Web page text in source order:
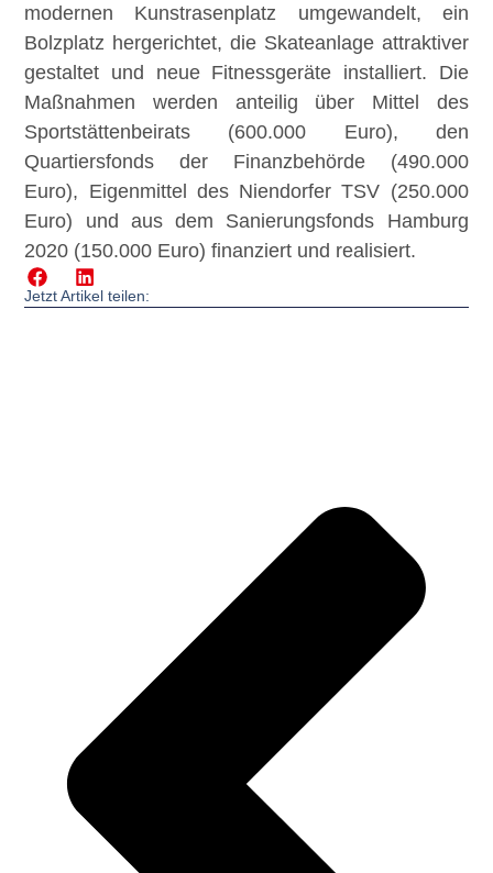
modernen Kunstrasenplatz umgewandelt, ein
Bolzplatz hergerichtet, die Skateanlage attraktiver
gestaltet und neue Fitnessgeräte installiert. Die
Maßnahmen werden anteilig über Mittel des
Sportstättenbeirats (600.000 Euro), den
Quartiersfonds der Finanzbehörde (490.000
Euro), Eigenmittel des Niendorfer TSV (250.000
Euro) und aus dem Sanierungsfonds Hamburg
2020 (150.000 Euro) finanziert und realisiert.
Jetzt Artikel teilen: